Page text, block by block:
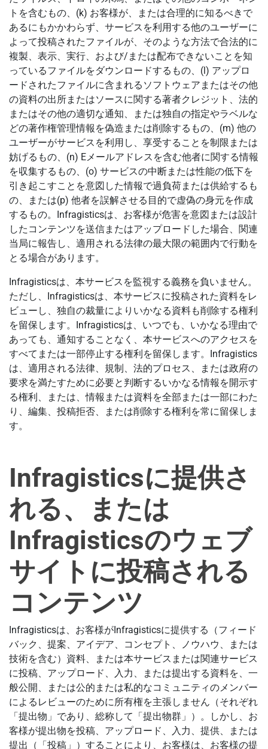
トを含むもの、(k) お客様が、または合理的に知るべきで
あるにもかかわらず、サービスを利用する他のユーザーに
よって投稿されたファイルが、そのような方法で合法的に
複製、表示、実行、および/または配布できないことを知
っているファイルをダウンロードするもの、(l) アップロ
ードされたファイルに含まれるソフトウェアまたはその他
の資料の出所またはソースに関する著者クレジット、法的
またはその他の適切な通知、または独自の指定やラベルな
どの著作権管理情報を偽造または削除するもの、(m) 他の
ユーザーがサービスを利用し、享受することを制限または
妨げるもの、(n) Eメールアドレスを含む他者に関する情報
を収集するもの、(o) サービスの中断または性能の低下を
引き起こすことを意図した情報で過負荷または供給するも
の、または(p) 他者を誤解させる目的で虚偽の身元を作成
するもの。Infragisticsは、お客様が危害を意図または設計
したコンテンツを送信またはアップロードした場合、関連
当局に報告し、適用される法律の最大限の範囲内で行動を
とる場合があります。
Infragisticsは、本サービスを監視する義務を負いません。
ただし、Infragisticsは、本サービスに投稿された資料をレ
ビューし、独自の裁量によりいかなる資料も削除する権利
を留保します。Infragisticsは、いつでも、いかなる理由で
あっても、通知することなく、本サービスへのアクセスを
すべてまたは一部停止する権利を留保します。Infragistics
は、適用される法律、規制、法的プロセス、または政府の
要求を満たすために必要と判断するいかなる情報を開示す
る権利、または、情報または資料を全部または一部にわた
り、編集、投稿拒否、または削除する権利を常に留保しま
す。
Infragisticsに提供さ
れる、または
Infragisticsのウェブ
サイトに投稿される
コンテンツ
Infragisticsは、お客様がInfragisticsに提供する（フィード
バック、提案、アイデア、コンセプト、ノウハウ、または
技術を含む）資料、または本サービスまたは関連サービス
に投稿、アップロード、入力、または提出する資料を、一
般公開、または公的または私的なコミュニティのメンバー
によるレビューのために所有権を主張しません（それぞれ
「提出物」であり、総称して「提出物群」）。しかし、お
客様が提出物を投稿、アップロード、入力、提供、または
提出（「投稿」）することにより、お客様は、お客様の提